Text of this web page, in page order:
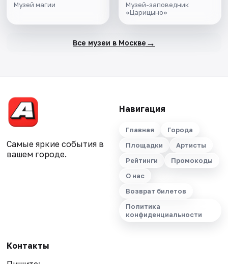
Музей магии
Музей-заповедник
«Царицыно»
Все музеи в Москве →
Самые яркие события в
вашем городе.
Навигация
Главная
Города
Площадки
Артисты
Рейтинги
Промокоды
О нас
Возврат билетов
Политика
конфиденциальности
Контакты